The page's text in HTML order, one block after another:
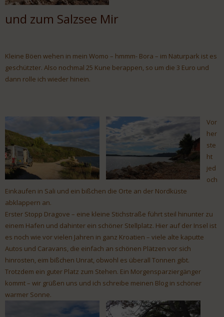
und zum Salzsee Mir
Kleine Böen wehen in mein Womo – hmmm- Bora – im Naturpark ist es
geschützter. Also nochmal 25 Kune berappen, so um die 3 Euro und
dann rolle ich wieder hinein.
Vor
her
ste
ht
jed
och
Einkaufen in Sali und ein bißchen die Orte an der Nordküste
abklappern an.
Erster Stopp Dragove – eine kleine Stichstraße führt steil hinunter zu
einem Hafen und dahinter ein schöner Stellplatz. Hier auf der Insel ist
es noch wie vor vielen Jahren in ganz Kroatien – viele alte kaputte
Autos und Caravans, die einfach an schönen Plätzen vor sich
hinrosten, eim bißchen Unrat, obwohl es überall Tonnen gibt.
Trotzdem ein guter Platz zum Stehen. Ein Morgensparziergänger
kommt – wir grüßen uns und ich schreibe meinen Blog in schöner
warmer Sonne.